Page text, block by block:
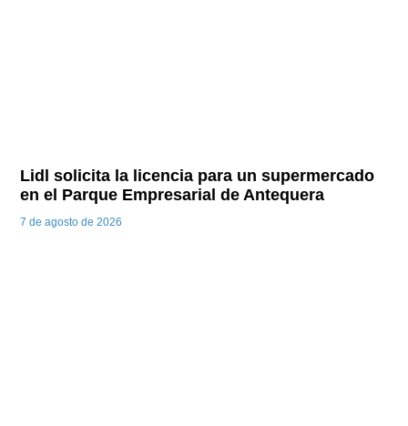
Lidl solicita la licencia para un supermercado
en el Parque Empresarial de Antequera
7 de agosto de 2026